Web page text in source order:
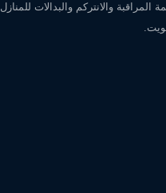
والانتركم والبدالات للمنازل